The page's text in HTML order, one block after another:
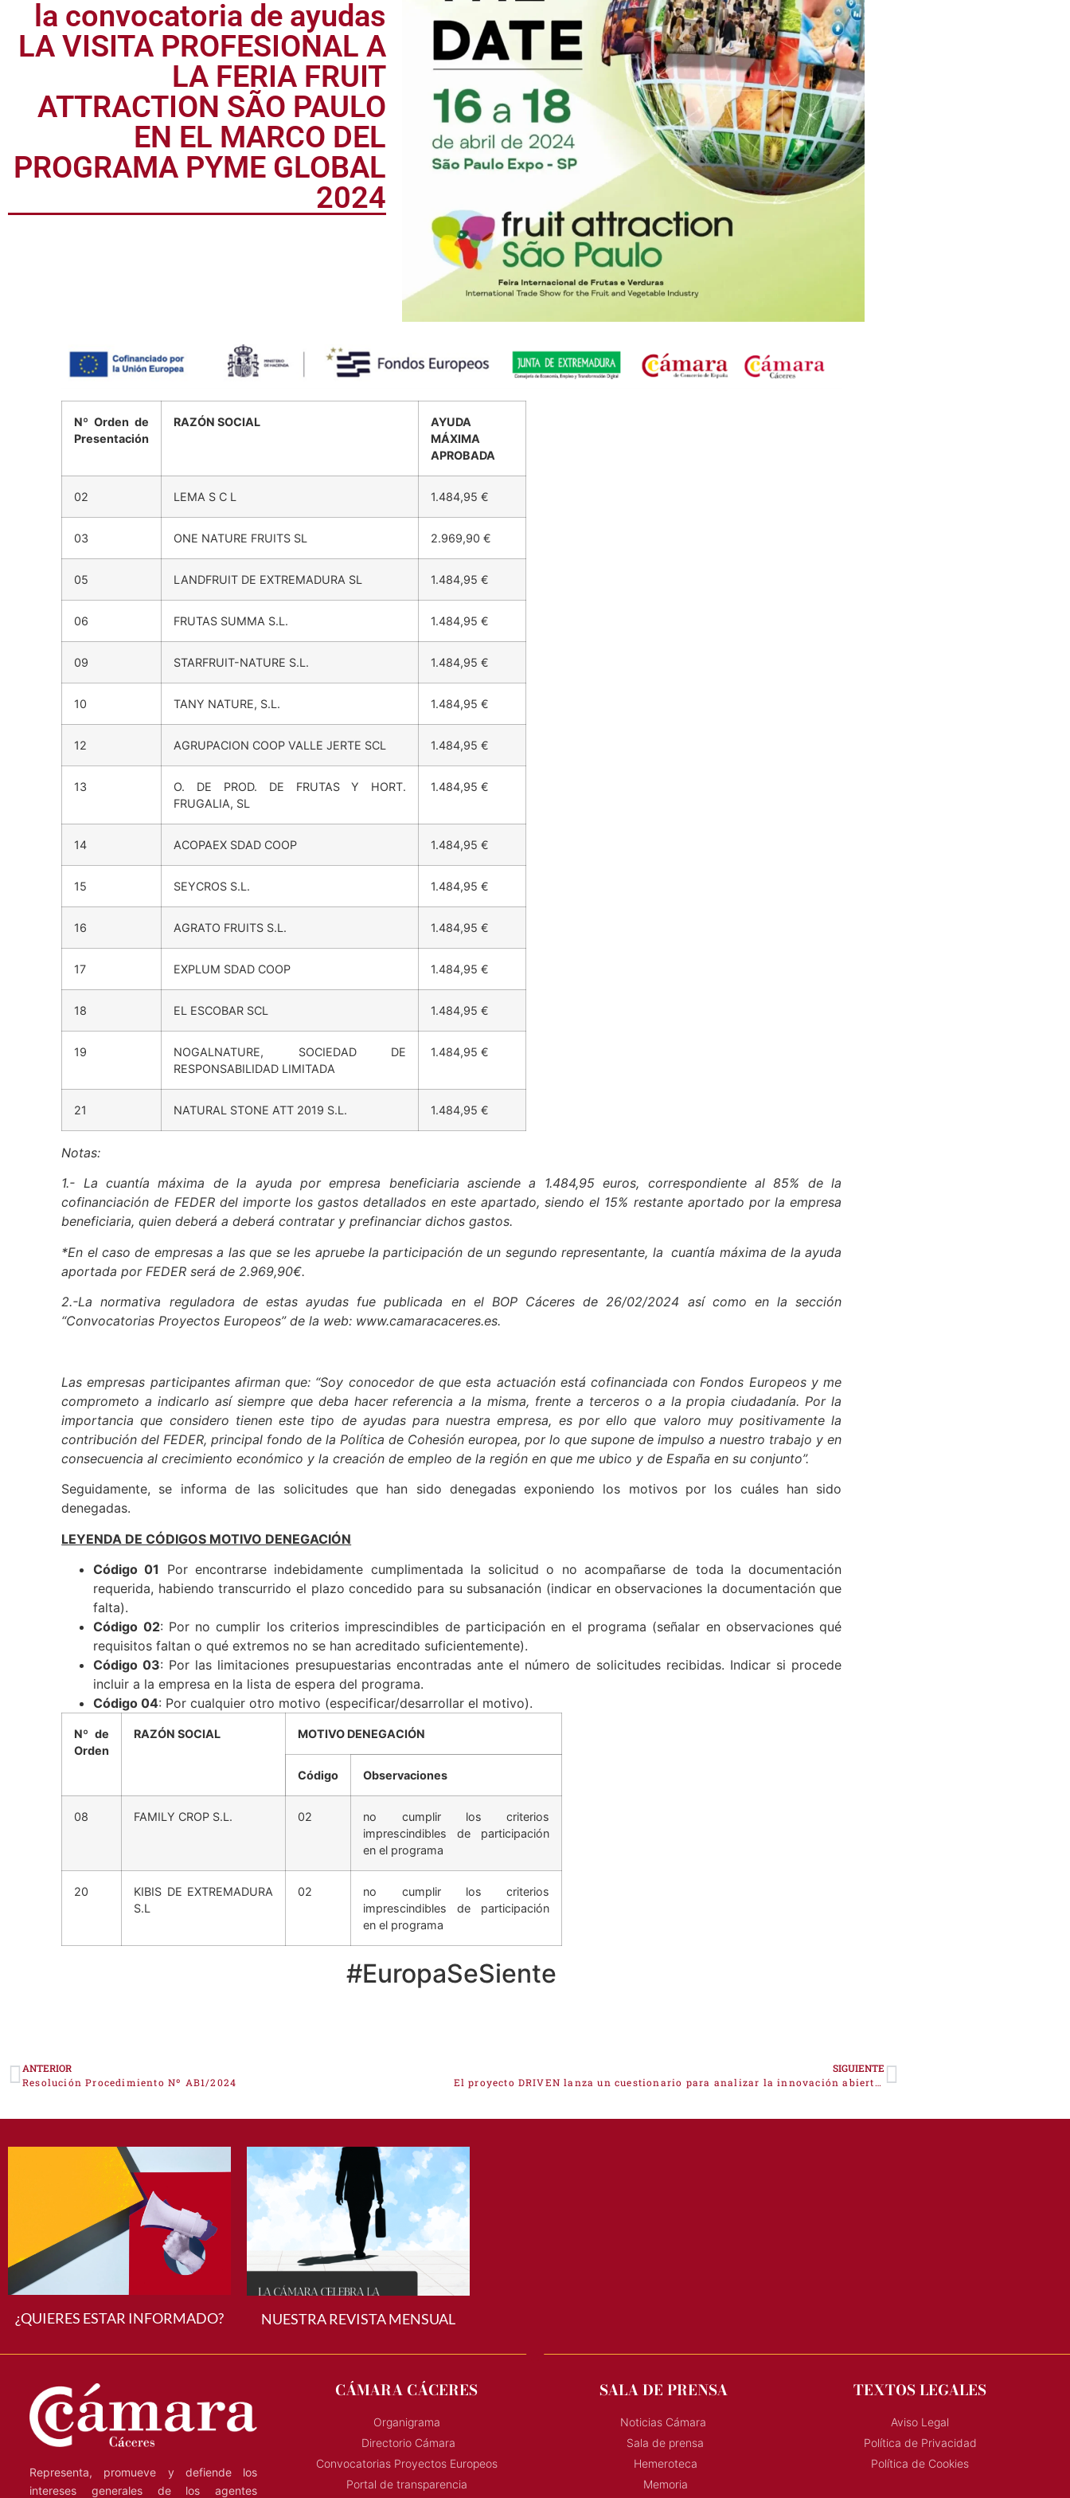
la convocatoria de ayudas
LA VISITA PROFESIONAL A
LA FERIA FRUIT
ATTRACTION SÃO PAULO
EN EL MARCO DEL
PROGRAMA PYME GLOBAL
2024
Nº Orden de
AYUDA
MÁXIMA
APROBADA
02 LEMA S C L 1.484,95 €
03 ONE NATURE FRUITS SL 2.969,90 €
05 LANDFRUIT DE EXTREMADURA SL 1.484,95 €
06 FRUTAS SUMMA S.L. 1.484,95 €
09 STARFRUIT-NATURE S.L. 1.484,95 €
10 TANY NATURE, S.L. 1.484,95 €
12 AGRUPACION COOP VALLE JERTE SCL 1.484,95 €
O. DE PROD. DE FRUTAS Y HORT.
FRUGALIA, SL
14 ACOPAEX SDAD COOP 1.484,95 €
15 SEYCROS S.L. 1.484,95 €
16 AGRATO FRUITS S.L. 1.484,95 €
17 EXPLUM SDAD COOP 1.484,95 €
18 EL ESCOBAR SCL 1.484,95 €
NOGALNATURE, SOCIEDAD DE
RESPONSABILIDAD LIMITADA
21 NATURAL STONE ATT 2019 S.L. 1.484,95 €
1.- La cuantía máxima de la ayuda por empresa beneficiaria asciende a 1.484,95 euros, correspondiente al 85% de la
cofinanciación de FEDER del importe los gastos detallados en este apartado, siendo el 15% restante aportado por la empresa
*En el caso de empresas a las que se les apruebe la participación de un segundo representante, la cuantía máxima de la ayuda
2.-La normativa reguladora de estas ayudas fue publicada en el BOP Cáceres de 26/02/2024 así como en la sección
Las empresas participantes afirman que: “Soy conocedor de que esta actuación está cofinanciada con Fondos Europeos y me
comprometo a indicarlo así siempre que deba hacer referencia a la misma, frente a terceros o a la propia ciudadanía. Por la
importancia que considero tienen este tipo de ayudas para nuestra empresa, es por ello que valoro muy positivamente la
contribución del FEDER, principal fondo de la Política de Cohesión europea, por lo que supone de impulso a nuestro trabajo y en
Seguidamente, se informa de las solicitudes que han sido denegadas exponiendo los motivos por los cuáles han sido
Código 01Por encontrarse indebidamente cumplimentada la solicitud o no acompañarse de toda la documentación
requerida, habiendo transcurrido el plazo concedido para su subsanación (indicar en observaciones la documentación que
falta).
Código 02: Por no cumplir los criterios imprescindibles de participación en el programa (señalar en observaciones qué
requisitos faltan o qué extremos no se han acreditado suficientemente).
Código 03: Por las limitaciones presupuestarias encontradas ante el número de solicitudes recibidas. Indicar si procede
incluir a la empresa en la lista de espera del programa.
Nº de
MOTIVO DENEGACIÓN
Código Observaciones
no cumplir los criterios
imprescindibles de participación
en el programa
KIBIS DE EXTREMADURA
no cumplir los criterios
imprescindibles de participación
en el programa
#EuropaSeSiente
ANTERIOR
SIGUIENTE
Representa, promueve y defiende los
Organigrama
Directorio Cámara
Convocatorias Proyectos Europeos
Noticias Cámara
Sala de prensa
Hemeroteca
Aviso Legal
Política de Privacidad